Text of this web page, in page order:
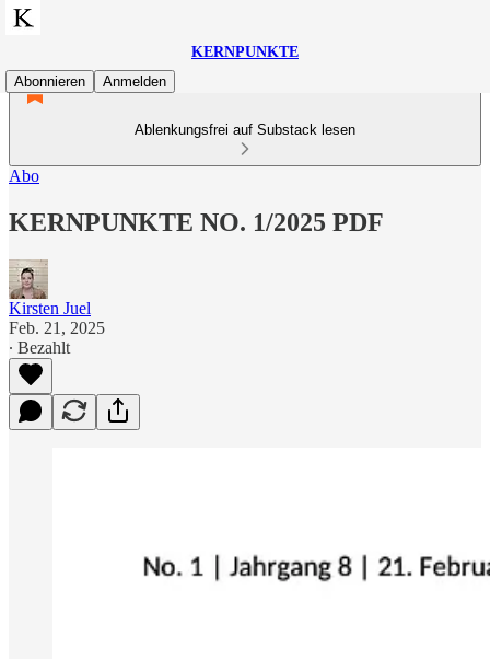
KERNPUNKTE
Abonnieren
Anmelden
Ablenkungsfrei auf Substack lesen
Abo
KERNPUNKTE NO. 1/2025 PDF
Kirsten Juel
Feb. 21, 2025
∙ Bezahlt